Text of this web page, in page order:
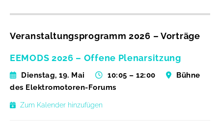
Veranstaltungsprogramm 2026 – Vorträge
EEMODS 2026 – Offene Plenarsitzung
Dienstag, 19. Mai 10:05 – 12:00
Bühne
des Elektromotoren-Forums
Zum Kalender hinzufügen